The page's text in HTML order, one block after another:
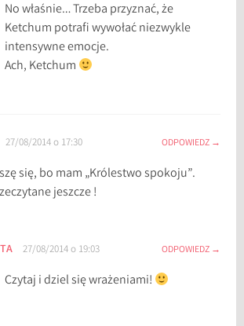
No właśnie… Trzeba przyznać, że
Ketchum potrafi wywołać niezwykle
intensywne emocje.
Ach, Ketchum
27/08/2014 o 17:30 ODPOWIEDZ
się, bo mam „Królestwo spokoju”.
jeszcze !
27/08/2014 o 19:03 ODPOWIEDZ
Czytaj i dziel się wrażeniami!